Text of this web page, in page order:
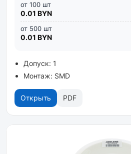
от 100 шт
0.01 BYN
от 500 шт
0.01 BYN
Допуск: 1
Монтаж: SMD
Открыть PDF